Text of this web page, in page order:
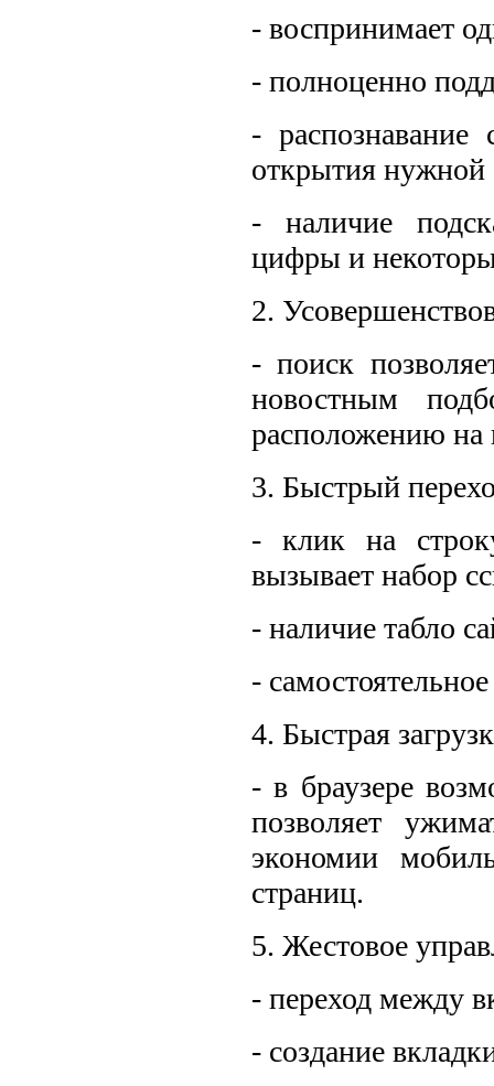
- воспринимает
- полноценно
-
открытия нужной
- наличие
цифры и
2.
- поиск
новостным
расположению на
3. Быстрый
- клик на
вызывает набор
- наличие табло
-
4. Быстрая
- в браузере
позволяет
экономии
страниц.
5. Жестовое
- переход между
- создание